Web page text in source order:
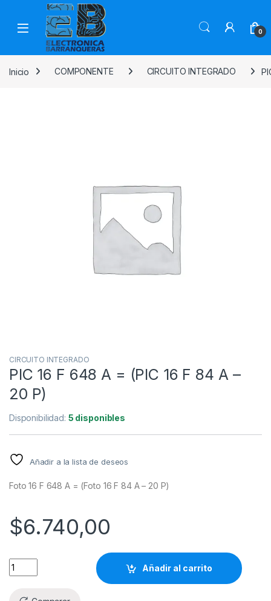
0
Inicio COMPONENTE CIRCUITO INTEGRADO
CIRCUITO INTEGRADO
PIC 16 F 648 A = (PIC 16 F 84 A –
20 P)
Disponibilidad: 5 disponibles
Añadir a la lista de deseos
Foto 16 F 648 A = (Foto 16 F 84 A – 20 P)
$6.740,00
Añadir al carrito